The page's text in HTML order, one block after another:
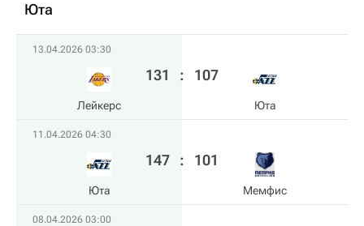
Юта
13.04.2026 03:30
Лейкерс
131 : 107
Юта
11.04.2026 04:30
Юта
147 : 101
Мемфис
08.04.2026 03:00